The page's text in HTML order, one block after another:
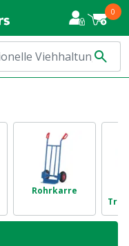
0
Rohrkarre